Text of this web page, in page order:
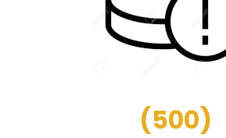
(500)